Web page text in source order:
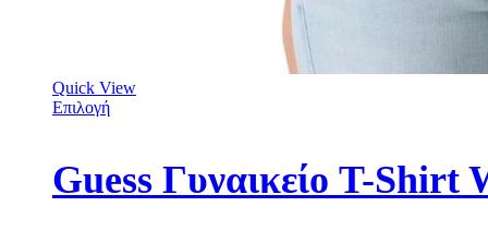
Quick View
Επιλογή
Guess Γυναικείο T-